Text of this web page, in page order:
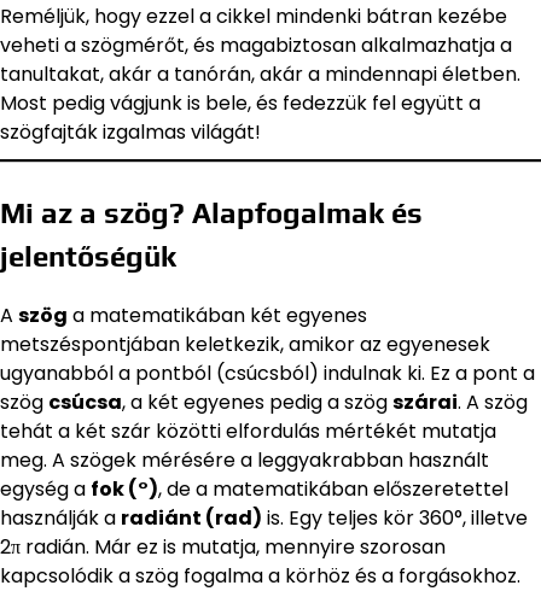
Reméljük, hogy ezzel a cikkel mindenki bátran kezébe
veheti a szögmérőt, és magabiztosan alkalmazhatja a
tanultakat, akár a tanórán, akár a mindennapi életben.
Most pedig vágjunk is bele, és fedezzük fel együtt a
szögfajták izgalmas világát!
Mi az a szög? Alapfogalmak és
jelentőségük
A szög a matematikában két egyenes
metszéspontjában keletkezik, amikor az egyenesek
ugyanabból a pontból (csúcsból) indulnak ki. Ez a pont a
szög csúcsa, a két egyenes pedig a szögszárai. A szög
tehát a két szár közötti elfordulás mértékét mutatja
meg. A szögek mérésére a leggyakrabban használt
egység a fok (°), de a matematikában előszeretettel
használják a radiánt (rad) is. Egy teljes kör 360°, illetve
2π radián. Már ez is mutatja, mennyire szorosan
kapcsolódik a szög fogalma a körhöz és a forgásokhoz.